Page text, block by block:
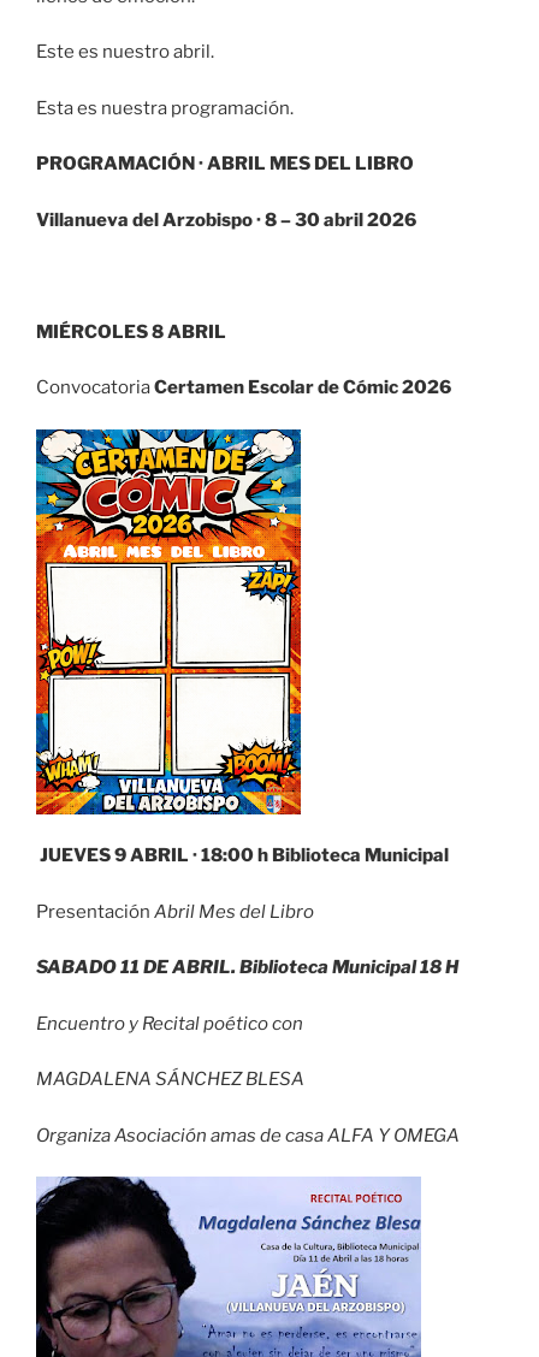
Este es nuestro abril.
Esta es nuestra programación.
PROGRAMACIÓN · ABRIL MES DEL LIBRO
Villanueva del Arzobispo · 8 – 30 abril 2026
MIÉRCOLES 8 ABRIL
ConvocatoriaCertamen Escolar de Cómic 2026
JUEVES 9 ABRIL · 18:00 h Biblioteca Municipal
Presentación Abril Mes del Libro
SABADO 11 DE ABRIL. Biblioteca Municipal 18 H
Encuentro y Recital poético con
MAGDALENA SÁNCHEZ BLESA
Organiza Asociación amas de casa ALFA Y OMEGA